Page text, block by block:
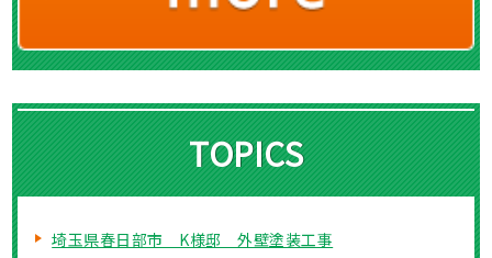
TOPICS
埼玉県春日部市 K様邸 外壁塗装工事